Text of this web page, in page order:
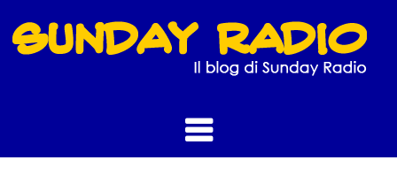
to
content